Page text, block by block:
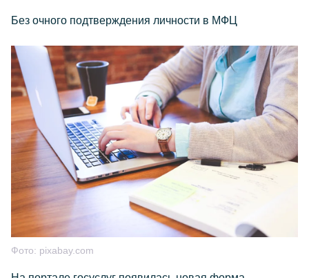
Без очного подтверждения личности в МФЦ
Фото: pixabay.com